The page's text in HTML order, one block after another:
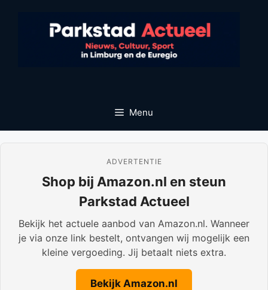
Menu
ADVERTENTIE
Shop bij Amazon.nl en steun
Parkstad Actueel
Bekijk het actuele aanbod van Amazon.nl. Wanneer
je via onze link bestelt, ontvangen wij mogelijk een
kleine vergoeding. Jij betaalt niets extra.
Bekijk Amazon.nl